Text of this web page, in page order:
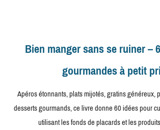
Bien manger sans se ruiner –
gourmandes à petit
Apéros étonnants, plats mijotés, gratins généreux,
desserts gourmands, ce livre donne 60 idées pour
utilisant les fonds de placards et les